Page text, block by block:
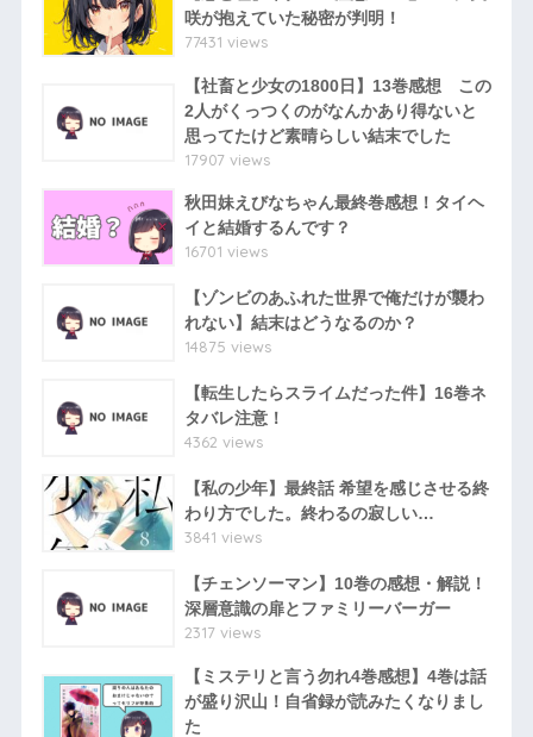
咲が抱えていた秘密が判明！
77431 views
【社畜と少女の1800日】13巻感想 この
2人がくっつくのがなんかあり得ないと
思ってたけど素晴らしい結末でした
17907 views
秋田妹えびなちゃん最終巻感想！タイヘ
イと結婚するんです？
16701 views
【ゾンビのあふれた世界で俺だけが襲わ
れない】結末はどうなるのか？
14875 views
【転生したらスライムだった件】16巻ネ
タバレ注意！
4362 views
【私の少年】最終話 希望を感じさせる終
わり方でした。終わるの寂しい…
3841 views
【チェンソーマン】10巻の感想・解説！
深層意識の扉とファミリーバーガー
2317 views
【ミステリと言う勿れ4巻感想】4巻は話
が盛り沢山！自省録が読みたくなりまし
た